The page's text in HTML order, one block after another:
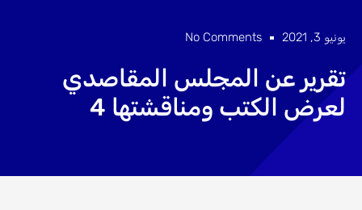
يونيو 3, 2021 No Comments
تقرير عن المجلس المقاصدي
لعرض الكتب ومناقشتها 4